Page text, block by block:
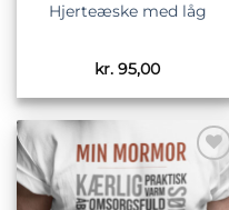
Hjerteæske med låg
kr. 95,00
Tilføj til
ønskeliste